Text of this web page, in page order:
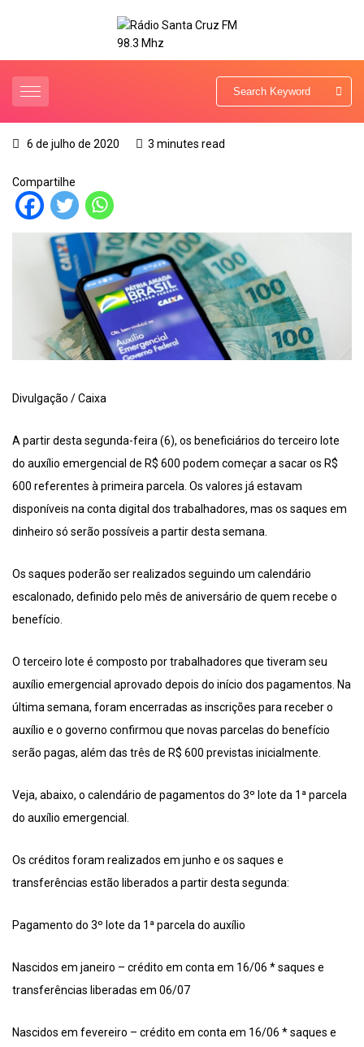
6 de julho de 2020 3 minutes read
Compartilhe
Divulgação / Caixa
A partir desta segunda-feira (6), os beneficiários do terceiro lote
do auxílio emergencial de R$ 600 podem começar a sacar os R$
600 referentes à primeira parcela. Os valores já estavam
disponíveis na conta digital dos trabalhadores, mas os saques em
dinheiro só serão possíveis a partir desta semana.
Os saques poderão ser realizados seguindo um calendário
escalonado, definido pelo mês de aniversário de quem recebe o
benefício.
O terceiro lote é composto por trabalhadores que tiveram seu
auxílio emergencial aprovado depois do início dos pagamentos. Na
última semana, foram encerradas as inscrições para receber o
auxílio e o governo confirmou que novas parcelas do benefício
serão pagas, além das três de R$ 600 previstas inicialmente.
Veja, abaixo, o calendário de pagamentos do 3º lote da 1ª parcela
do auxílio emergencial.
Os créditos foram realizados em junho e os saques e
transferências estão liberados a partir desta segunda:
Pagamento do 3º lote da 1ª parcela do auxílio
Nascidos em janeiro – crédito em conta em 16/06 * saques e
transferências liberadas em 06/07
Nascidos em fevereiro – crédito em conta em 16/06 * saques e